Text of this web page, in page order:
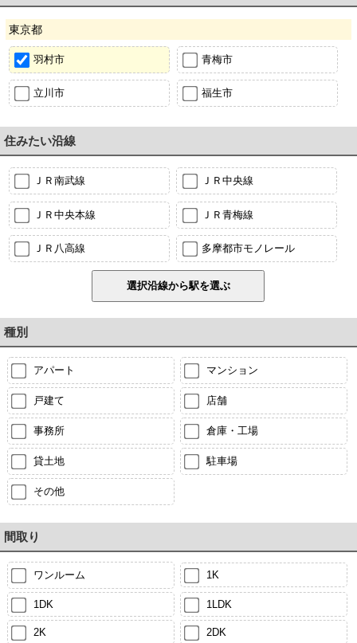
東京都
羽村市 青梅市
立川市 福生市
住みたい沿線
ＪＲ南武線 ＪＲ中央線
ＪＲ中央本線 ＪＲ青梅線
ＪＲ八高線 多摩都市モノレール
種別
アパート マンション
戸建て 店舗
事務所 倉庫・工場
貸土地 駐車場
その他
間取り
ワンルーム 1K
1DK 1LDK
2K 2DK